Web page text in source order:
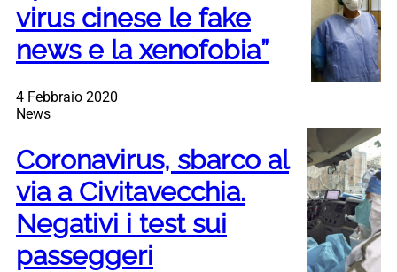
virus cinese le fake
news e la xenofobia”
4 Febbraio 2020
News
Coronavirus, sbarco al
via a Civitavecchia.
Negativi i test sui
passeggeri